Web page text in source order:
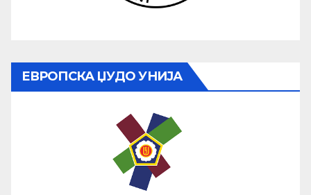
ЕВРОПСКА ЏУДО УНИЈА